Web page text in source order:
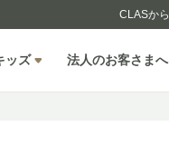
CLASか
ッズ 法人のお客さまへ